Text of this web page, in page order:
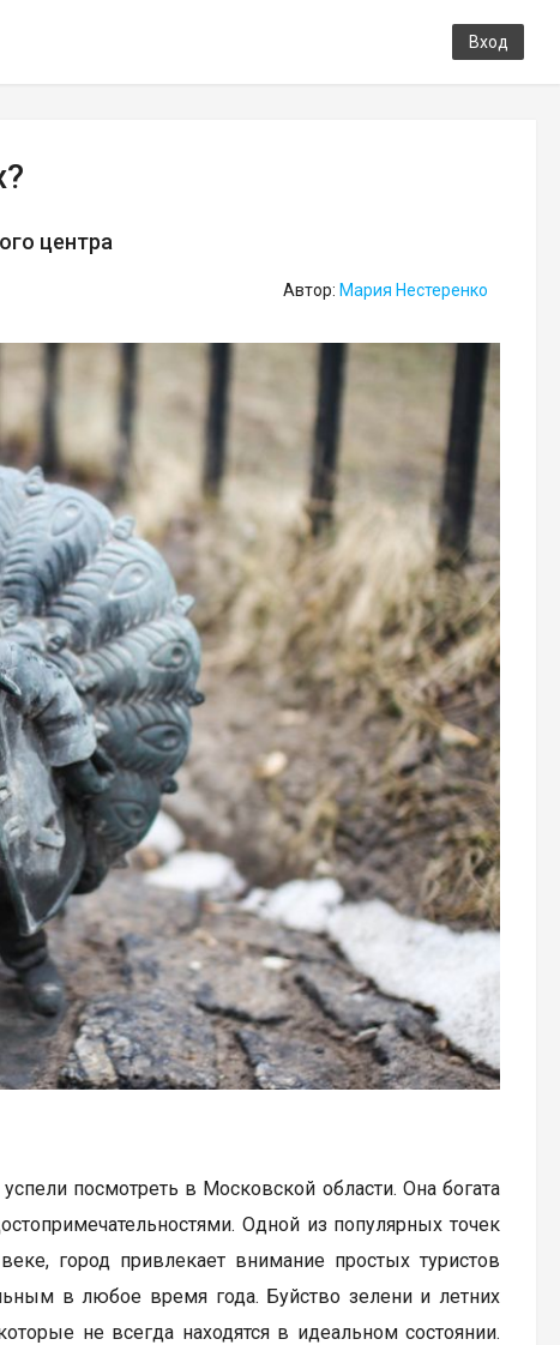
Вход
центра
Автор: Мария Нестеренко
посмотреть в Московской области. Она богата
Одной из популярных точек
город привлекает внимание простых туристов
в любое время года. Буйство зелени и летних
не всегда находятся в идеальном состоянии.